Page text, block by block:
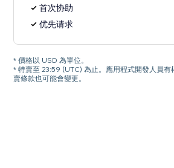
首次协助
优先请求
* 價格以 USD 為單位。
* 特賣至 23:59 (UTC) 為止。應用程式開發人員
賣條款也可能會變更。